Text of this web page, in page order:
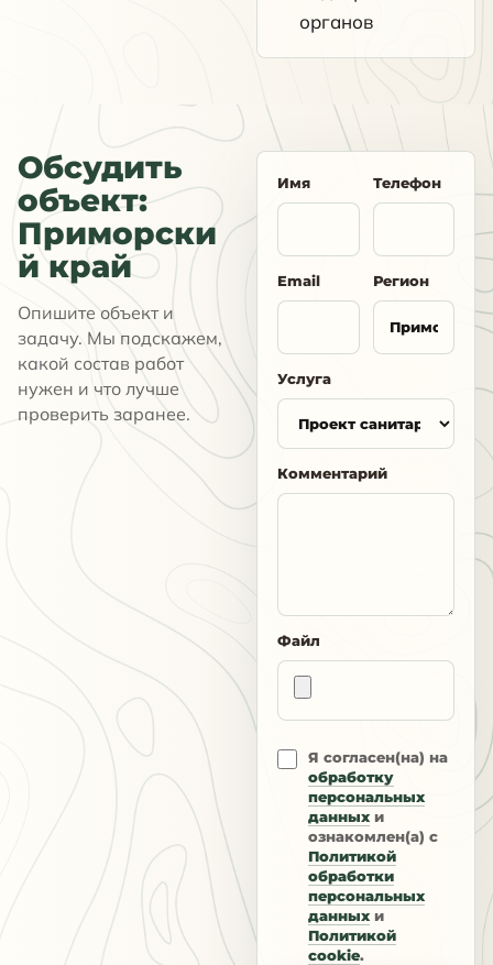
органов
Обсудить
объект:
Приморски
й край
Опишите объект и
задачу. Мы подскажем,
какой состав работ
нужен и что лучше
проверить заранее.
Имя Телефон
Email Регион
Услуга
Комментарий
Файл
Я согласен(на) на
обработку
персональных
данных и
ознакомлен(а) с
Политикой
обработки
персональных
данных и
Политикой
cookie.